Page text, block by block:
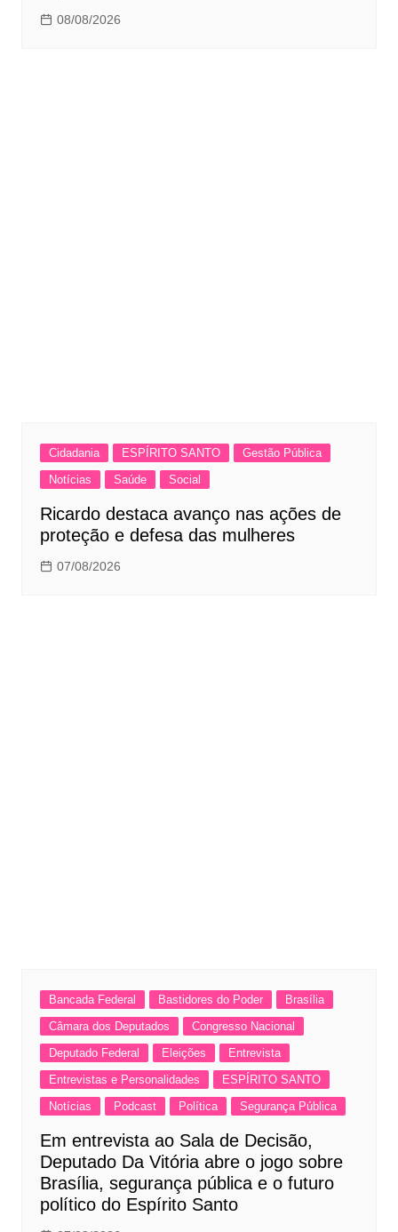
08/08/2026
Cidadania ESPÍRITO SANTO
Gestão Pública
Notícias
Saúde Social
Ricardo destaca avanço nas ações de
proteção e defesa das mulheres
07/08/2026
Bancada Federal Bastidores do Poder
Brasília
Câmara dos Deputados
Congresso Nacional
Deputado Federal
Eleições
Entrevista
Entrevistas e Personalidades
ESPÍRITO SANTO
Notícias
Podcast Política Segurança Pública
Em entrevista ao Sala de Decisão,
Deputado Da Vitória abre o jogo sobre
Brasília, segurança pública e o futuro
político do Espírito Santo